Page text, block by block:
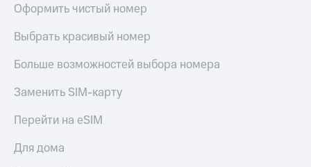
Оформить чистый номер
Выбрать красивый номер
Больше возможностей выбора номера
Заменить SIM-карту
Перейти на eSIM
Для дома